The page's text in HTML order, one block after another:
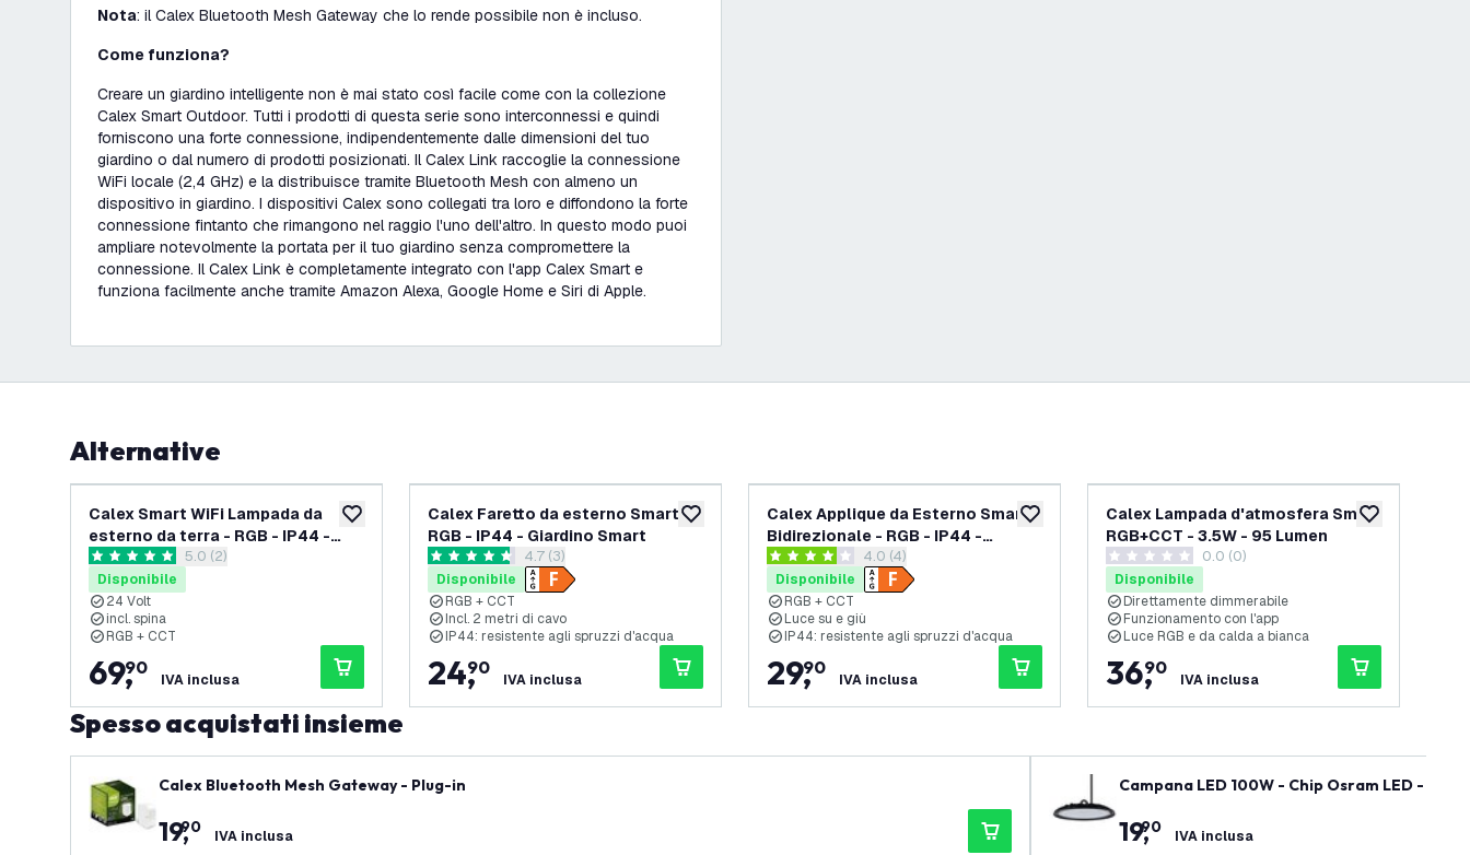
Nota: il Calex Bluetooth Mesh Gateway che lo rende possibile non è incluso.
Come funziona?
Creare un giardino intelligente non è mai stato così facile come con la collezione
Calex Smart Outdoor. Tutti i prodotti di questa serie sono interconnessi e quindi
forniscono una forte connessione, indipendentemente dalle dimensioni del tuo
giardino o dal numero di prodotti posizionati. Il Calex Link raccoglie la connessione
WiFi locale (2,4 GHz) e la distribuisce tramite Bluetooth Mesh con almeno un
dispositivo in giardino. I dispositivi Calex sono collegati tra loro e diffondono la forte
connessione fintanto che rimangono nel raggio l'uno dell'altro. In questo modo puoi
ampliare notevolmente la portata per il tuo giardino senza compromettere la
connessione. Il Calex Link è completamente integrato con l'app Calex Smart e
funziona facilmente anche tramite Amazon Alexa, Google Home e Siri di Apple.
Alternative
aggiungi alla lista desideri
Calex Smart WiFi Lampada da
esterno da terra - RGB - IP44 -
Pronto all'uso - Illuminazione del
Percorso - Bluetooth Mesh
apri il cassetto delle recensioni
5 stelle di valutazione
5.0 (2)
Disponibile
24 Volt
incl. spina
RGB + CCT
69,
90
IVA inclusa
aggiungi alla lista desideri
Calex Faretto da esterno Smart -
RGB - IP44 - Giardino Smart
apri il cassetto delle recensioni
4.7 stelle di valutazione
4.7 (3)
Disponibile
RGB + CCT
Incl. 2 metri di cavo
IP44: resistente agli spruzzi d'acqua
24,
90
IVA inclusa
aggiungi alla lista desideri
Calex Applique da Esterno Smart
Bidirezionale - RGB - IP44 -
Giardino Smartapri il cassetto delle recensioni
4 stelle di valutazione
4.0 (4)
Disponibile
RGB + CCT
Luce su e giù
IP44: resistente agli spruzzi d'acqua
29,
90
IVA inclusa
aggiungi alla
Calex Lampada d'atmosfera Smart
RGB+CCT - 3.5W - 95 Lumen
0 stelle di valutazione
0.0 (0)
Disponibile
Direttamente dimmerabile
Funzionamento con l'app
Luce RGB e da calda a bianca
36,
90
IVA inclusa
Spesso acquistati insieme
Calex Bluetooth Mesh Gateway - Plug-in
19,
90 IVA inclusa
Campana LED 100W - Chip Osram LED -
19,
90 IVA inclusa